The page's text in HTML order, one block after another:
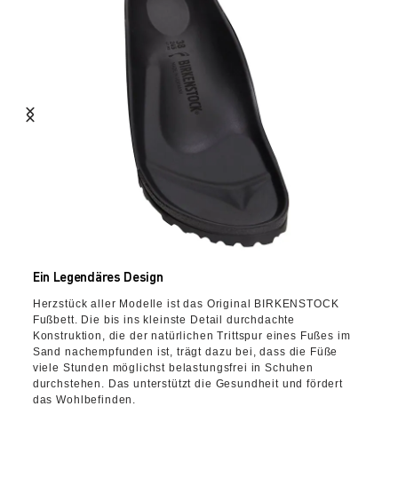
Ein Legendäres Design
Herzstück aller Modelle ist das Original BIRKENSTOCK
Fußbett. Die bis ins kleinste Detail durchdachte
Konstruktion, die der natürlichen Trittspur eines Fußes im
Sand nachempfunden ist, trägt dazu bei, dass die Füße
viele Stunden möglichst belastungsfrei in Schuhen
durchstehen. Das unterstützt die Gesundheit und fördert
das Wohlbefinden.